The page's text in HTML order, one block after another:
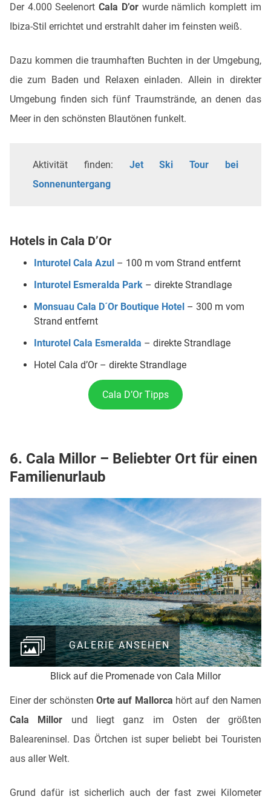
Der 4.000 SeelenortCala D’orwurde nämlich komplett im
Ibiza-Stil errichtet und erstrahlt daher im feinsten weiß.
Dazu kommen die traumhaften Buchten in der Umgebung,
die zum Baden und Relaxen einladen. Allein in direkter
Umgebung finden sich fünf Traumstrände, an denen das
Meer in den schönsten Blautönen funkelt.
Aktivität finden: Jet Ski Tour bei
Sonnenuntergang
Hotels in Cala D’Or
Inturotel Cala Azul – 100 m vom Strand entfernt
Inturotel Esmeralda Park – direkte Strandlage
Monsuau Cala D´Or Boutique Hotel – 300 m vom
Strand entfernt
Inturotel Cala Esmeralda – direkte Strandlage
Hotel Cala d’Or – direkte Strandlage
Cala D’Or Tipps
6. Cala Millor – Beliebter Ort für einen
Familienurlaub
Blick auf die Promenade von Cala Millor
GALERIE ANSEHEN
Einer der schönsten Orte auf Mallorca hört auf den Namen
Cala Millor und liegt ganz im Osten der größten
Baleareninsel. Das Örtchen ist super beliebt bei Touristen
aus aller Welt.
Grund dafür ist sicherlich auch der fast zwei Kilometer